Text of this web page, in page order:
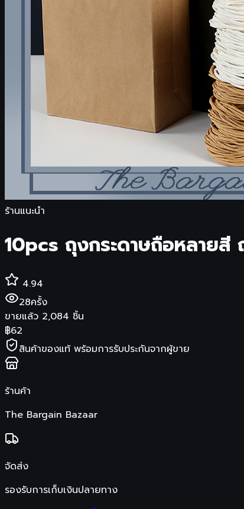
ร้านแนะนำ
10pcs ถุงกระดาษถือหลายสี
4.94
28ครั้ง
ขายแล้ว 2,084 ชิ้น
฿62
สินค้าของแท้ พร้อมการรับประกันจากผู้ขาย
ร้านค้า
The Bargain Bazaar
จัดส่ง
รองรับการเก็บเงินปลายทาง